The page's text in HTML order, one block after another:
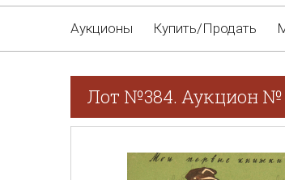
Аукционы Купить/Продать
Лот №384. Аукцион №